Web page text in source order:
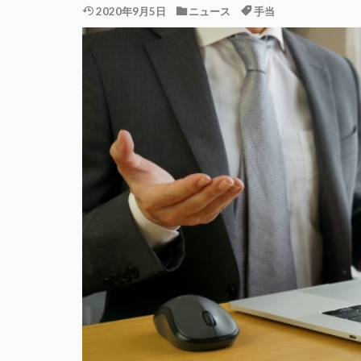
2020年9月5日 ニュース 手当